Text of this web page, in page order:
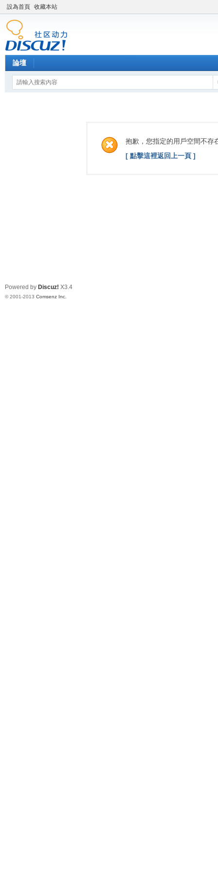
設為首頁 收藏本站
論壇
抱歉，您指定的用戶空間不存
[ 點擊這裡返回上一頁 ]
Powered by Discuz! X3.4
© 2001-2013 Comsenz Inc.